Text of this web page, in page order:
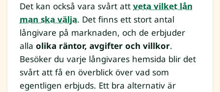
Det kan också vara svårt att veta vilket lån
man ska välja. Det finns ett stort antal
långivare på marknaden, och de erbjuder
alla olika räntor, avgifter och villkor.
Besöker du varje långivares hemsida blir det
svårt att få en överblick över vad som
egentligen erbjuds. Ett bra alternativ är